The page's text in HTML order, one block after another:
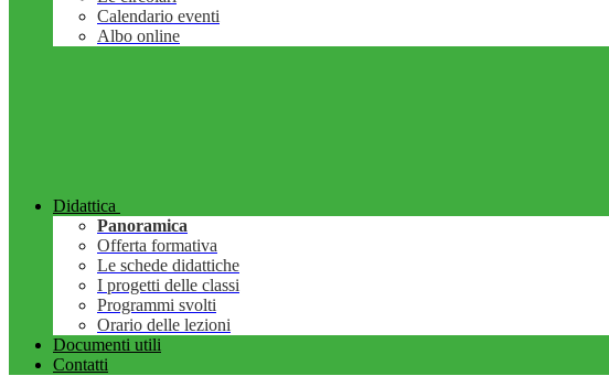
Calendario eventi
Albo online
Didattica
Panoramica
Offerta formativa
Le schede didattiche
I progetti delle classi
Programmi svolti
Orario delle lezioni
Documenti utili
Contatti